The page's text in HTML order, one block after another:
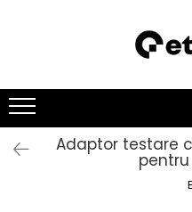
Adaptor testare
pentru